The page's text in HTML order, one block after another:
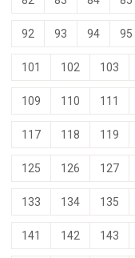
92 93 94 95
101 102 103
109 110 111
117 118 119
125 126 127
133 134 135
141 142 143